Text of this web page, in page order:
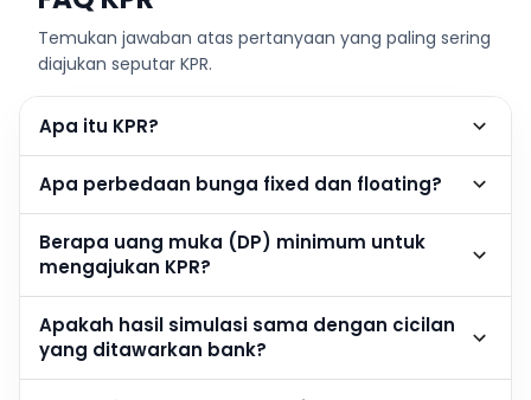
Temukan jawaban atas pertanyaan yang paling sering
diajukan seputar KPR.
Apa itu KPR?
Apa perbedaan bunga fixed dan floating?
Berapa uang muka (DP) minimum untuk
mengajukan KPR?
Apakah hasil simulasi sama dengan cicilan
yang ditawarkan bank?